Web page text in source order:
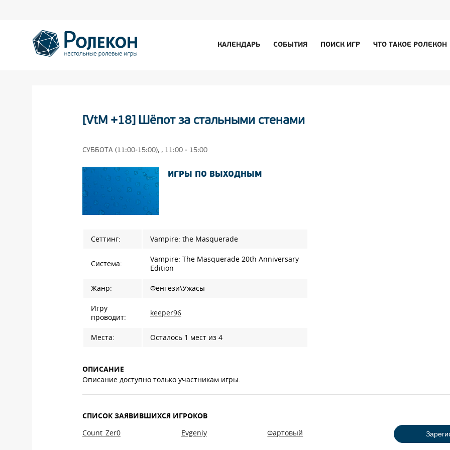
КАЛЕНДАРЬ СОБЫТИЯ ПОИСК ИГР ЧТО ТАКОЕ РОЛЕКОН
[VtM +18] Шёпот за стальными стенами
СУББОТА (11:00-15:00), , 11:00 - 15:00
ИГРЫ ПО ВЫХОДНЫМ
Сеттинг: Vampire: the Masquerade
Система:
Vampire: The Masquerade 20th Anniversary
Edition
Жанр: Фентези\Ужасы
Игру
проводит:
keeper96
Места: Осталось 1 мест из 4
ОПИСАНИЕ
Описание доступно только участникам игры.
СПИСОК ЗАЯВИВШИХСЯ ИГРОКОВ
Count_Zer0 Evgeniy Фартовый